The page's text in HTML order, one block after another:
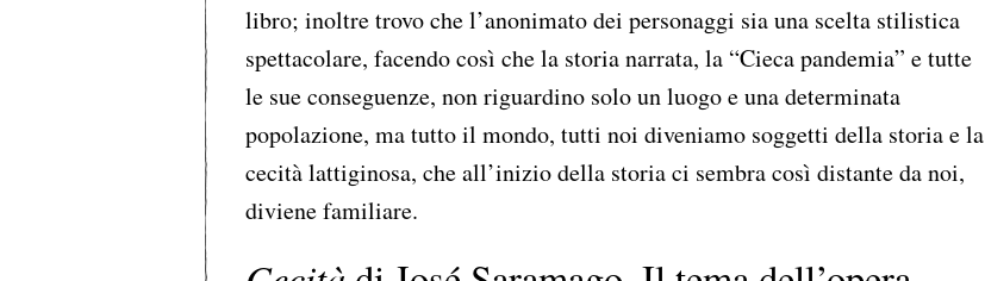
libro; inoltre trovo che l’anonimato dei personaggi sia una scelta stilistica
spettacolare, facendo così che la storia narrata, la “Cieca pandemia” e tutte
le sue conseguenze, non riguardino solo un luogo e una determinata
popolazione, ma tutto il mondo, tutti noi diveniamo soggetti della storia e la
cecità lattiginosa, che all’inizio della storia ci sembra così distante da noi,
diviene familiare.